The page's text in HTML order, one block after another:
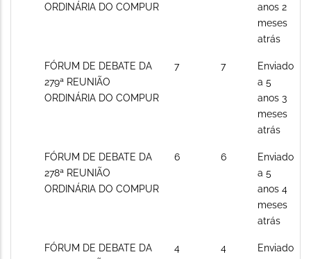
posts
ORDINÁRIA DO COMPUR
anos 2
meses
atrás
Sem
novos
posts
FÓRUM DE DEBATE DA
279ª REUNIÃO
ORDINÁRIA DO COMPUR
7 7
Enviado
a 5
anos 3
meses
atrás
Sem
novos
posts
FÓRUM DE DEBATE DA
278ª REUNIÃO
ORDINÁRIA DO COMPUR
6 6
Enviado
a 5
anos 4
meses
atrás
Sem
FÓRUM DE DEBATE DA
4 4
Enviado